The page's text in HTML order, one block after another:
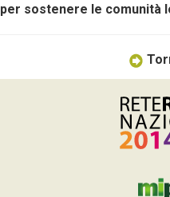
per sostenere le comunità